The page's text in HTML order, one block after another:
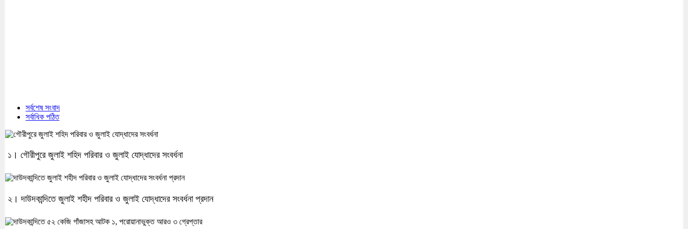
সর্বশেষ সংবাদ
সর্বাধিক পঠিত
১। গৌরীপুরে জুলাই শহিদ পরিবার ও জুলাই যোদ্ধাদের সংবর্ধনা
২। দাউদকান্দিতে জুলাই শহীদ পরিবার ও জুলাই যোদ্ধাদের সংবর্ধনা প্রদান